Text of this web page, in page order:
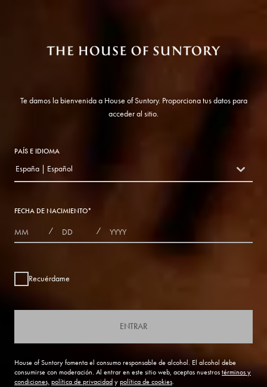
Te damos la bienvenida a House of Suntory. Proporciona tus datos para
acceder al sitio.
PAÍS E IDIOMA
countryDropdown
España | Español
FECHA DE NACIMIENTO*
MONTHS
/ DAYS / YEAR
Recuérdame
ENTRAR
House of Suntory fomenta el consumo responsable de alcohol. El alcohol debe
consumirse con moderación. Al entrar en este sitio web, aceptas nuestros términos y
condiciones, política de privacidad y política de cookies.